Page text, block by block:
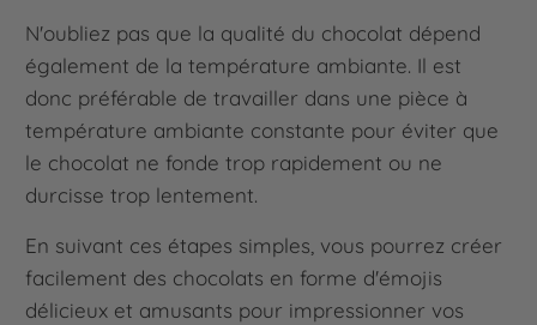
N'oubliez pas que la qualité du chocolat dépend
également de la température ambiante. Il est
donc préférable de travailler dans une pièce à
température ambiante constante pour éviter que
le chocolat ne fonde trop rapidement ou ne
durcisse trop lentement.
En suivant ces étapes simples, vous pourrez créer
facilement des chocolats en forme d'émojis
délicieux et amusants pour impressionner vos